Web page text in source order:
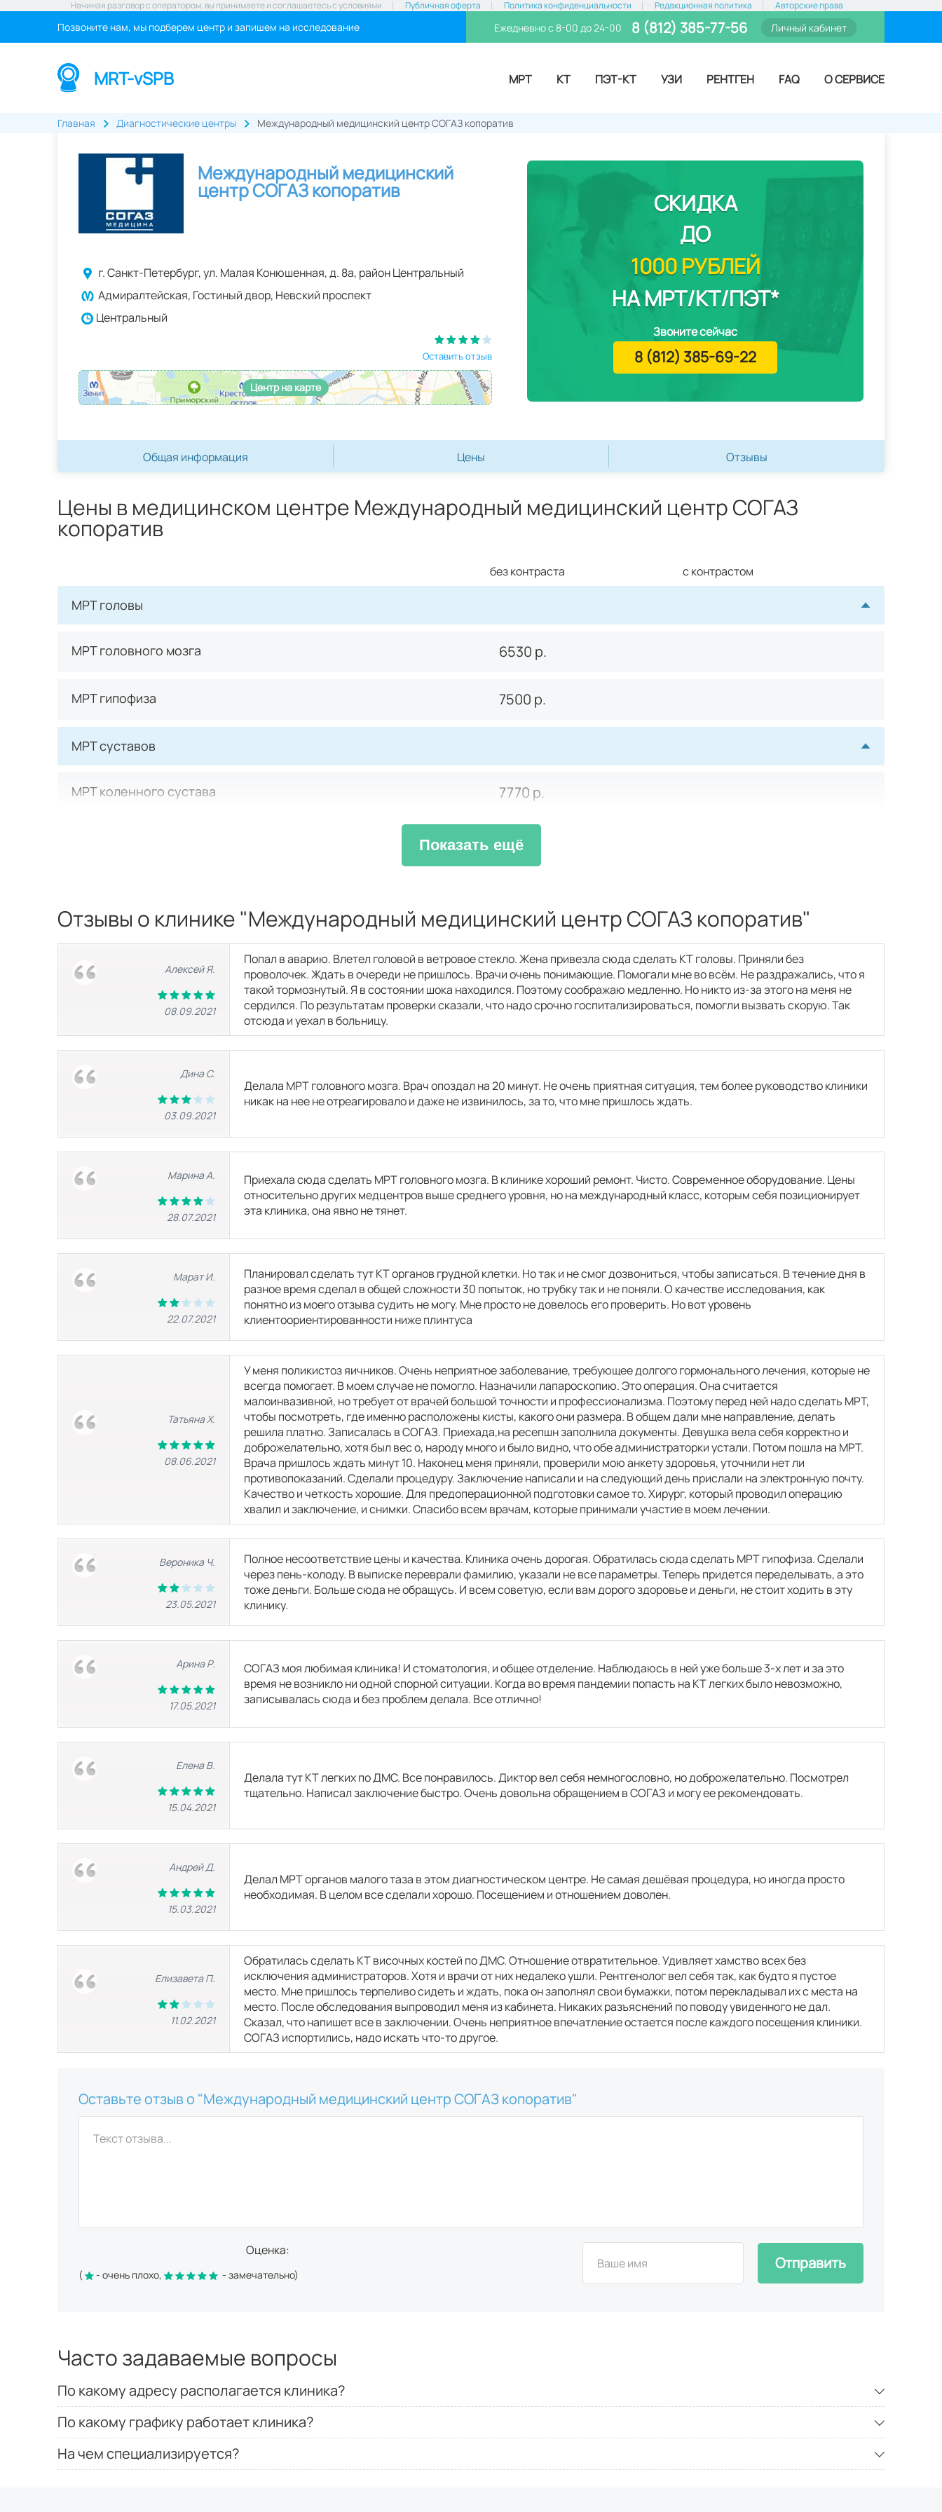
Начиная разговор с оператором, вы принимаете и соглашаетесь с условиями Публичная оферта Политика конфиденциальности Редакционная политика Авторские права
Позвоните нам, мы подберем центр и запишем на исследование Ежедневно с 8-00 до 24-00 8 (812) 385-77-56 Личный кабинет
MRT-vSPB МРТ КТ ПЭТ-КТ УЗИ РЕНТГЕН FAQ О СЕРВИСЕ
Главная Диагностические центры Международный медицинский центр СОГАЗ копоратив
СКИДКА
ДО
1000 РУБЛЕЙ
НА МРТ/КТ/ПЭТ*
Звоните сейчас
8 (812) 385-69-22
Международный медицинский
центр СОГАЗ копоратив
г.Санкт-Петербург,ул. Малая Конюшенная, д. 8а, район Центральный
Адмиралтейская, Гостиный двор, Невский проспект
Центральный
Оставить отзыв
Центр на карте
Общая информация Цены Отзывы
Цены в медицинском центре Международный медицинский центр СОГАЗ
копоратив
с контрастом
без контраста
МРТ головы
6530 р.
МРТ головного мозга
7500 р.
МРТ гипофиза
МРТ суставов
7770 р.
МРТ коленного сустава
7770
7770р.
МРТ тазобедренного сустава
7770р.
МРТ голеностопного сустава
7770 р.
МРТ стопы
МРТ височно-нижнечелюстного сустава
МРТ внутренних органов
МРТ малого таза
4190р.
КТ головного мозга
КТ суставов и костей
4400р.
4400р.
КТ коленного сустава
4400р.
КТ малого таза
4950р.
КТ легких
Показать ещё
Отзывы о клинике "Международный медицинский центр СОГАЗ копоратив"
Алексей Я.
08.09.2021
Попал в аварию. Влетел головой в ветровое стекло. Жена привезла сюда сделать КТ головы. Приняли без
проволочек. Ждать в очереди не пришлось. Врачи очень понимающие. Помогали мне во всём. Не раздражались, что я
такой тормознутый. Я в состоянии шока находился. Поэтому соображаю медленно. Но никто из-за этого на меня не
сердился. По результатам проверки сказали, что надо срочно госпитализироваться, помогли вызвать скорую. Так
отсюда и уехал в больницу.
Дина С.
03.09.2021
Делала МРТ головного мозга. Врач опоздал на 20 минут. Не очень приятная ситуация, тем более руководство клиники
никак на нее не отреагировало и даже не извинилось, за то, что мне пришлось ждать.
Марина А.
28.07.2021
Приехала сюда сделать МРТ головного мозга. В клинике хороший ремонт. Чисто. Современное оборудование. Цены
относительно других медцентров выше среднего уровня, но на международный класс, которым себя позиционирует
эта клиника, она явно не тянет.
Марат И.
22.07.2021
Планировал сделать тут КТ органов грудной клетки. Но так и не смог дозвониться, чтобы записаться. В течение дня в
разное время сделал в общей сложности 30 попыток, но трубку так и не поняли. О качестве исследования, как
понятно из моего отзыва судить не могу. Мне просто не довелось его проверить. Но вот уровень
клиентоориентированности ниже плинтуса
Татьяна Х.
08.06.2021
У меня поликистоз яичников. Очень неприятное заболевание, требующее долгого гормонального лечения, которые не
всегда помогает. В моем случае не помогло. Назначили лапароскопию. Это операция. Она считается
малоинвазивной, но требует от врачей большой точности и профессионализма. Поэтому перед ней надо сделать МРТ,
чтобы посмотреть, где именно расположены кисты, какого они размера. В общем дали мне направление, делать
решила платно. Записалась в СОГАЗ. Приехада,на ресепшн заполнила документы. Девушка вела себя корректно и
доброжелательно, хотя был вес о, народу много и было видно, что обе администраторки устали. Потом пошла на МРТ.
Врача пришлось ждать минут 10. Наконец меня приняли, проверили мою анкету здоровья, уточнили нет ли
противопоказаний. Сделали процедуру. Заключение написали и на следующий день прислали на электронную почту.
Качество и четкость хорошие. Для предоперационной подготовки самое то. Хирург, который проводил операцию
хвалил и заключение, и снимки. Спасибо всем врачам, которые принимали участие в моем лечении.
Вероника Ч.
23.05.2021
Полное несоответствие цены и качества. Клиника очень дорогая. Обратилась сюда сделать МРТ гипофиза. Сделали
через пень-колоду. В выписке переврали фамилию, указали не все параметры. Теперь придется переделывать, а это
тоже деньги. Больше сюда не обращусь. И всем советую, если вам дорого здоровье и деньги, не стоит ходить в эту
клинику.
Арина Р.
17.05.2021
СОГАЗ моя любимая клиника! И стоматология, и общее отделение. Наблюдаюсь в ней уже больше 3-х лет и за это
время не возникло ни одной спорной ситуации. Когда во время пандемии попасть на КТ легких было невозможно,
записывалась сюда и без проблем делала. Все отлично!
Елена В.
15.04.2021
Делала тут КТ легких по ДМС. Все понравилось. Диктор вел себя немногословно, но доброжелательно. Посмотрел
тщательно. Написал заключение быстро. Очень довольна обращением в СОГАЗ и могу ее рекомендовать.
Андрей Д.
15.03.2021
Делал МРТ органов малого таза в этом диагностическом центре. Не самая дешёвая процедура, но иногда просто
необходимая. В целом все сделали хорошо. Посещением и отношением доволен.
Елизавета П.
11.02.2021
Обратилась сделать КТ височных костей по ДМС. Отношение отвратительное. Удивляет хамство всех без
исключения администраторов. Хотя и врачи от них недалеко ушли. Рентгенолог вел себя так, как будто я пустое
место. Мне пришлось терпеливо сидеть и ждать, пока он заполнял свои бумажки, потом перекладывал их с места на
место. После обследования выпроводил меня из кабинета. Никаких разъяснений по поводу увиденного не дал.
Сказал, что напишет все в заключении. Очень неприятное впечатление остается после каждого посещения клиники.
СОГАЗ испортились, надо искать что-то другое.
Оставьте отзыв о "Международный медицинский центр СОГАЗ копоратив"
Оценка:
( - очень плохо, - замечательно)
Отправить
Часто задаваемые вопросы
По какому адресу располагается клиника?
По какому графику работает клиника?
На чем специализируется?